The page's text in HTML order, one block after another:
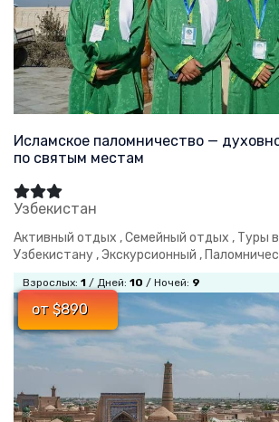
Исламское паломничество —
по святым местам
Узбекистан
Активный отдых ,Семейный отдых , Туры
Узбекистану ,Экскурсионный ,
Взрослых: 1 / Дней: 10 / Ночей: 9
от $890